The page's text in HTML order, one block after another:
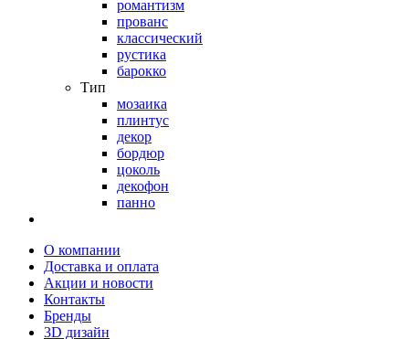
романтизм
прованс
классический
рустика
барокко
Тип
мозаика
плинтус
декор
бордюр
цоколь
декофон
панно
О компании
Доставка и оплата
Акции и новости
Контакты
Бренды
3D дизайн